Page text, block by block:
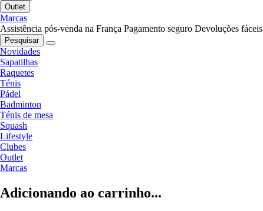
Outlet
Marcas
Assistência pós-venda na França Pagamento seguro Devoluções fáceis
Pesquisar
Novidades
Sapatilhas
Raquetes
Ténis
Pádel
Badminton
Ténis de mesa
Squash
Lifestyle
Clubes
Outlet
Marcas
Adicionando ao carrinho...